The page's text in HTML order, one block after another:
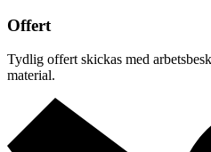
Offert
Tydlig offert skickas med
material.